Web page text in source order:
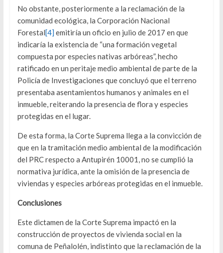
No obstante, posteriormente a la reclamación de la
comunidad ecológica, la Corporación Nacional
Forestal[4] emitiría un oficio en julio de 2017 en que
indicaría la existencia de “una formación vegetal
compuesta por especies nativas arbóreas”, hecho
ratificado en un peritaje medio ambiental de parte de la
Policía de Investigaciones que concluyó que el terreno
presentaba asentamientos humanos y animales en el
inmueble, reiterando la presencia de flora y especies
protegidas en el lugar.
De esta forma, la Corte Suprema llega a la convicción de
que en la tramitación medio ambiental de la modificación
del PRC respecto a Antupirén 10001, no se cumplió la
normativa jurídica, ante la omisión de la presencia de
viviendas y especies arbóreas protegidas en el inmueble.
Conclusiones
Este dictamen de la Corte Suprema impactó en la
construcción de proyectos de vivienda social en la
comuna de Peñalolén, indistinto que la reclamación de la